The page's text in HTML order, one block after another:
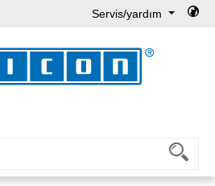
Servis/yardım